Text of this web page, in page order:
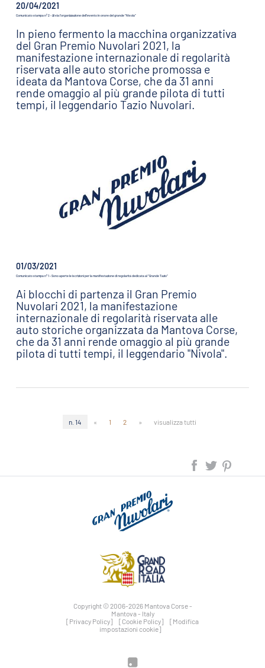
20/04/2021
Comunicato stampa n° 2 - Al via l’organizzazione dell’evento in onore del grande “Nivola”
In pieno fermento la macchina organizzativa
del Gran Premio Nuvolari 2021, la
manifestazione internazionale di regolarità
riservata alle auto storiche promossa e
ideata da Mantova Corse, che da 31 anni
rende omaggio al più grande pilota di tutti
tempi, il leggendario Tazio Nuvolari.
01/03/2021
Comunicato stampa n° 1 - Sono aperte le iscrizioni per la manifestazione di regolarità dedicata al “Grande Tazio”
Ai blocchi di partenza il Gran Premio
Nuvolari 2021, la manifestazione
internazionale di regolarità riservata alle
auto storiche organizzata da Mantova Corse,
che da 31 anni rende omaggio al più grande
pilota di tutti tempi, il leggendario "Nivola".
n. 14 « 1 2 » visualizza tutti
Copyright © 2006-2026 Mantova Corse -
Mantova - Italy
[Privacy Policy]
[Cookie Policy]
[Modifica
impostazioni cookie]